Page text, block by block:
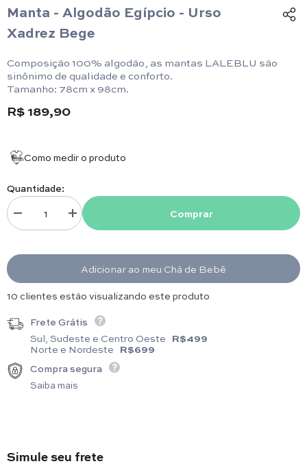
Manta - Algodão Egípcio - Urso
Xadrez Bege
Composição 100% algodão, as mantas LALEBLU são
sinônimo de qualidade e conforto.
Tamanho: 78cm x 98cm.
R$ 189,90
Como medir o produto
Quantidade:
Diminuir quantidade para Manta - Algodão Egípcio - Urso Xadrez Bege
Aumentar quantidade para Manta - Algodão Egípcio - Urso
Comprar
Adicionar ao meu Chá de Bebê
12 clientes estão visualizando este produto
Frete Grátis
Sul, Sudeste e Centro Oeste R$499
Norte e Nordeste R$699
Compra segura
Saiba mais
Simule seu frete